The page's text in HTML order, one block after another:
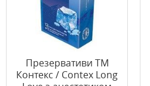
Презервативи ТМ
Контекс / Contex Long